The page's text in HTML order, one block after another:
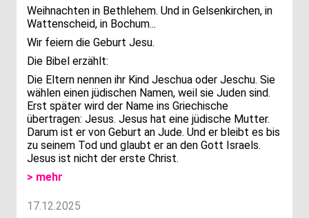
Weihnachten in Bethlehem. Und in Gelsenkirchen, in
Wattenscheid, in Bochum...
Wir feiern die Geburt Jesu.
Die Bibel erzählt:
Die Eltern nennen ihr Kind Jeschua oder Jeschu. Sie
wählen einen jüdischen Namen, weil sie Juden sind.
Erst später wird der Name ins Griechische
übertragen: Jesus. Jesus hat eine jüdische Mutter.
Darum ist er von Geburt an Jude. Und er bleibt es bis
zu seinem Tod und glaubt er an den Gott Israels.
Jesus ist nicht der erste Christ.
> mehr
17.12.2025